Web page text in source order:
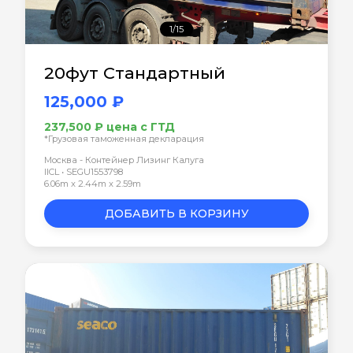
1/15
20фут Стандартный
125,000 ₽
237,500 ₽ цена с ГТД
*Грузовая таможенная декларация
Москва - Контейнер Лизинг Калуга
IICL • SEGU1553798
6.06m x 2.44m x 2.59m
ДОБАВИТЬ В КОРЗИНУ